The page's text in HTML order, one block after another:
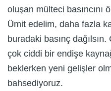
oluşan mülteci basıncını
Ümit edelim, daha fazla
buradaki basınç
çok ciddi bir endişe
beklerken yeni gelişler
bahsediyoruz.